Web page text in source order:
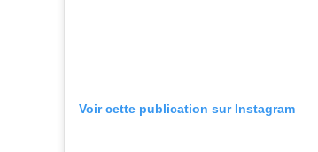
Voir cette publication sur Instagram